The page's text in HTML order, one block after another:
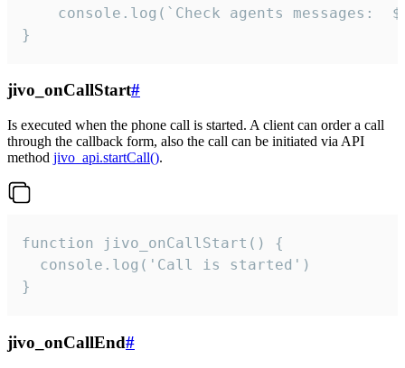
}
jivo_onCallStart#
Is executed when the phone call is started. A client can order a call
through the callback form, also the call can be initiated via API
method jivo_api.startCall().
function jivo_onCallStart() {
  console.log('Call is started')
}
jivo_onCallEnd#